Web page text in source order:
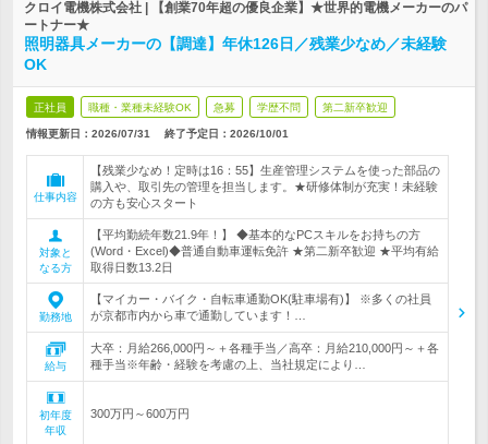
クロイ電機株式会社 | 【創業70年超の優良企業】★世界的電機メーカーのパ
ートナー★
照明器具メーカーの【調達】年休126日／残業少なめ／未経験
OK
正社員 職種・業種未経験OK 急募 学歴不問 第二新卒歓迎
情報更新日：2026/07/31 終了予定日： 2026/10/01
仕事内容
【残業少なめ！定時は16：55】生産管理システムを使った部品の
購入や、取引先の管理を担当します。★研修体制が充実！未経験
の方も安心スタート
対象と
なる方
【平均勤続年数21.9年！】 ◆基本的なPCスキルをお持ちの方
(Word・Excel)◆普通自動車運転免許 ★第二新卒歓迎 ★平均有給
取得日数13.2日
勤務地
【マイカー・バイク・自転車通勤OK(駐車場有)】 ※多くの社員
が京都市内から車で通勤しています！…
給与
大卒：月給266,000円～＋各種手当／高卒：月給210,000円～＋各
種手当※年齢・経験を考慮の上、当社規定により…
初年度
年収
300万円～600万円